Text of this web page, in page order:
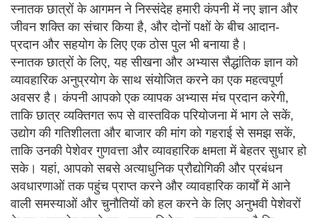
स्नातक छात्रों के आगमन ने निस्संदेह हमारी कंपनी में नए ज्ञान और
जीवन शक्ति का संचार किया है, और दोनों पक्षों के बीच आदान-
प्रदान और सहयोग के लिए एक ठोस पुल भी बनाया है।
स्नातक छात्रों के लिए, यह सीखना और अभ्यास सैद्धांतिक ज्ञान को
व्यावहारिक अनुप्रयोग के साथ संयोजित करने का एक महत्वपूर्ण
अवसर है। कंपनी आपको एक व्यापक अभ्यास मंच प्रदान करेगी,
ताकि छात्र व्यक्तिगत रूप से वास्तविक परियोजना में भाग ले सकें,
उद्योग की गतिशीलता और बाजार की मांग को गहराई से समझ सकें,
ताकि उनकी पेशेवर गुणवत्ता और व्यावहारिक क्षमता में बेहतर सुधार हो
सके। यहां, आपको सबसे अत्याधुनिक प्रौद्योगिकी और प्रबंधन
अवधारणाओं तक पहुंच प्राप्त करने और व्यावहारिक कार्यों में आने
वाली समस्याओं और चुनौतियों को हल करने के लिए अनुभवी पेशेवरों